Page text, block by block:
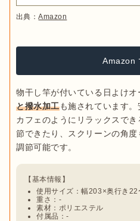
出典：Amazon
Amazon
物干し竿が付いている日よけオ
と撥水加工も施されています。
カフェのようにリラックスで
節できたり、スクリーンの角
使用サイズ：幅203×奥行き
重さ：-
素材：ポリエステル
付属品：-